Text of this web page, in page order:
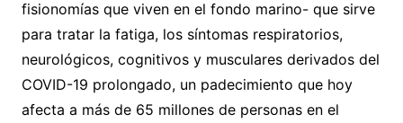
fisionomías que viven en el fondo marino- que sirve
para tratar la fatiga, los síntomas respiratorios,
neurológicos, cognitivos y musculares derivados del
COVID-19 prolongado, un padecimiento que hoy
afecta a más de 65 millones de personas en el